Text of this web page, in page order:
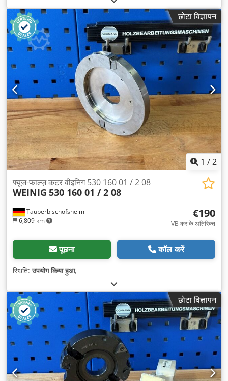
छोटा विज्ञापन
1 /2
Tauberbischofsheim
6,809 km
फ्यूज-फाल्ज़ कटर वीइनिग 530 160 01 / 2 08
WEINIG 530 160 01 / 2 08
€190
VB कर के अतिरिक्त
पूछना कॉल करें
स्थिति:उपयोग किया हुआ,
छोटा विज्ञापन